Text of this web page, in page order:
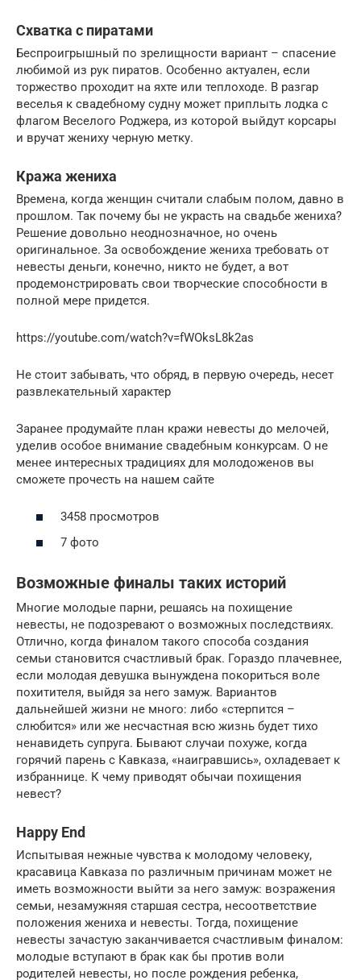
Схватка с пиратами
Беспроигрышный по зрелищности вариант – спасение
любимой из рук пиратов. Особенно актуален, если
торжество проходит на яхте или теплоходе. В разгар
веселья к свадебному судну может приплыть лодка с
флагом Веселого Роджера, из которой выйдут корсары
и вручат жениху черную метку.
Кража жениха
Времена, когда женщин считали слабым полом, давно в
прошлом. Так почему бы не украсть на свадьбе жениха?
Решение довольно неоднозначное, но очень
оригинальное. За освобождение жениха требовать от
невесты деньги, конечно, никто не будет, а вот
продемонстрировать свои творческие способности в
полной мере придется.
https://youtube.com/watch?v=fWOksL8k2as
Не стоит забывать, что обряд, в первую очередь, несет
развлекательный характер
Заранее продумайте план кражи невесты до мелочей,
уделив особое внимание свадебным конкурсам. О не
менее интересных традициях для молодоженов вы
сможете прочесть на нашем сайте
3458 просмотров
7 фото
Возможные финалы таких историй
Многие молодые парни, решаясь на похищение
невесты, не подозревают о возможных последствиях.
Отлично, когда финалом такого способа создания
семьи становится счастливый брак. Гораздо плачевнее,
если молодая девушка вынуждена покориться воле
похитителя, выйдя за него замуж. Вариантов
дальнейшей жизни не много: либо «стерпится –
слюбится» или же несчастная всю жизнь будет тихо
ненавидеть супруга. Бывают случаи похуже, когда
горячий парень с Кавказа, «наигравшись», охладевает к
избраннице. К чему приводят обычаи похищения
невест?
Happy End
Испытывая нежные чувства к молодому человеку,
красавица Кавказа по различным причинам может не
иметь возможности выйти за него замуж: возражения
семьи, незамужняя старшая сестра, несоответствие
положения жениха и невесты. Тогда, похищение
невесты зачастую заканчивается счастливым финалом:
молодые вступают в брак как бы против воли
родителей невесты, но после рождения ребенка,